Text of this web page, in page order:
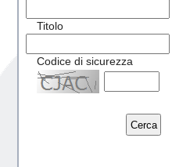
Titolo
Codice di sicurezza
Captcha